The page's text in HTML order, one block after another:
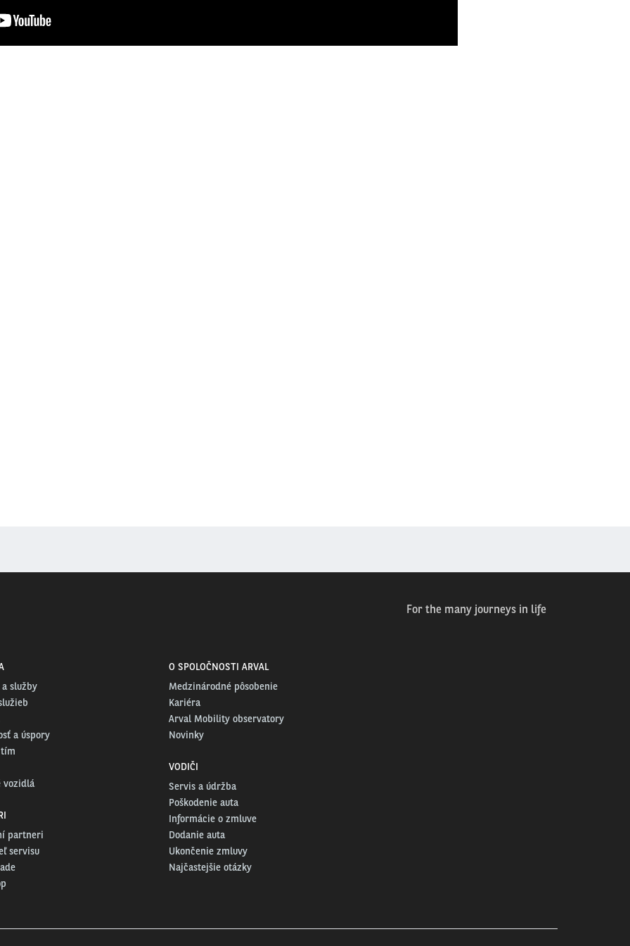
For the many journeys in life
a služby
a úspory
vozidlá
partneri
servisu
O SPOLOČNOSTI ARVAL
Medzinárodné pôsobenie
Kariéra
Arval Mobility observatory
Novinky
VODIČI
Servis a údržba
Poškodenie auta
Informácie o zmluve
Dodanie auta
Ukončenie zmluvy
Najčastejšie otázky